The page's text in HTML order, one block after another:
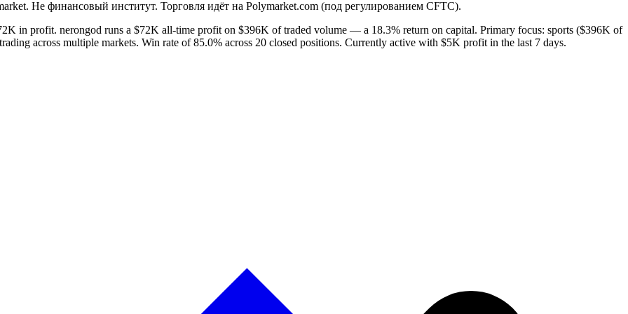
Не финансовый институт. Торговля идёт на Polymarket.com (под регулированием CFTC).
in profit. nerongod runs a $72K all-time profit on $396K of traded volume — a 18.3% return on capital. Primary focus: sports ($396K of
across multiple markets. Win rate of 85.0% across 20 closed positions. Currently active with $5K profit in the last 7 days.